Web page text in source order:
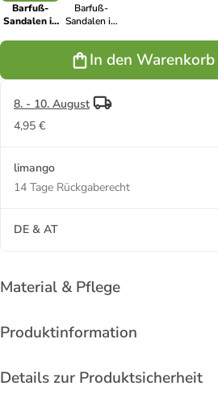
Barfuß-
Sandalen in
Barfuß-
Sandalen in
In den
8. - 10. August
4,95 €
limango
14 Tage Rückgaberecht
DE & AT
Material & Pflege
Produktinformation
Details zur Produktsicherheit